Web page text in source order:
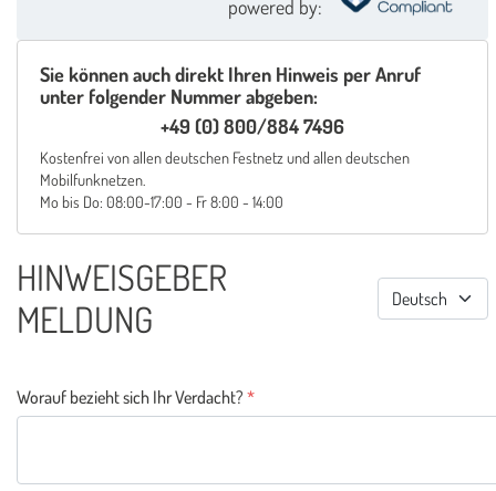
HINWEISGEBER
MELDUNG
Worauf bezieht sich Ihr Verdacht?*
powered by:
Sie können auch direkt Ihren Hinweis per Anruf
unter folgender Nummer abgeben:
+49 (0) 800/884 7496
Kostenfrei von allen deutschen Festnetz und allen deutschen
Mobilfunknetzen.
Mo bis Do: 08:00-17:00 - Fr 8:00 - 14:00